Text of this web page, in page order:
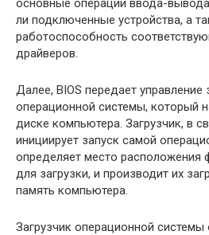
основные операции ввода-
ли подключенные устройства, а
работоспособность
драйверов.
Далее, BIOS передает управление
операционной системы, который
диске компьютера. Загрузчик, в
инициирует запуск самой
определяет место расположения
для загрузки, и производит их
память компьютера.
Загрузчик операционной системы